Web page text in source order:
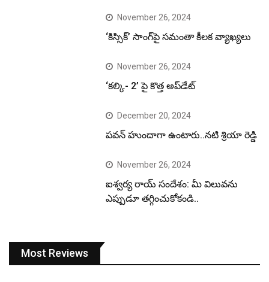
November 26, 2024
‘కిస్సిక్’ సాంగ్‌పై సమంతా కీలక వ్యాఖ్యలు
November 26, 2024
‘కల్కి- 2’ పై కొత్త అప్‌డేట్
December 20, 2024
పవన్ హుందాగా ఉంటారు..నటి శ్రియా రెడ్డి
November 26, 2024
ఐశ్వర్య రాయ్ సందేశం: మీ విలువను
ఎప్పుడూ తగ్గించుకోకండి..
Most Reviews